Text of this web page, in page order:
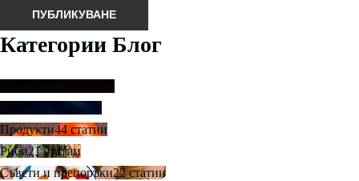
Категории Блог
6 статии
Продукти44 статии
Риби21 статии
Съвети и препоръки22 статии